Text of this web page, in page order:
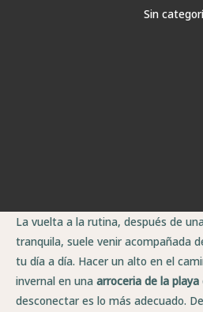
Sin
La vuelta a la rutina, después de
tranquila, suele venir acompañada
tu día a día. Hacer un alto en el
invernal en una arroceria de la
desconectar es lo más adecuado.